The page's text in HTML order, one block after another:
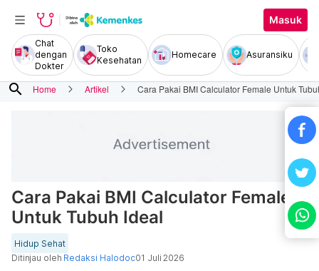
Masuk
Chat
dengan
Dokter
Toko
Kesehatan
Homecare Asuransiku
search Home Artikel Cara Pakai BMI Calculator Female Untuk
Cara Pakai BMI Calculator Female
Untuk Tubuh Ideal
Hidup Sehat
Ditinjau oleh Redaksi Halodoc01 Juli 2026